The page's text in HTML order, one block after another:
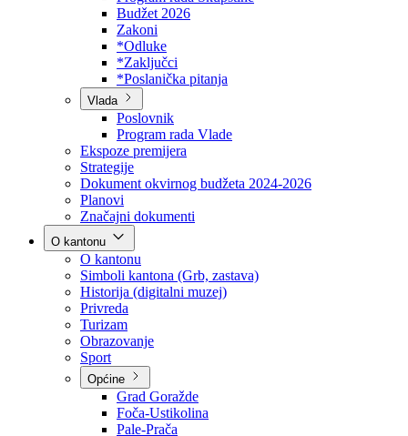
Skupština
Poslovnik
Program rada Skupštine
Budžet 2026
Zakoni
*Odluke
*Zaključci
*Poslanička pitanja
Vlada
Poslovnik
Program rada Vlade
Ekspoze premijera
Strategije
Dokument okvirnog budžeta 2024-2026
Planovi
Značajni dokumenti
O kantonu
O kantonu
Simboli kantona (Grb, zastava)
Historija (digitalni muzej)
Privreda
Turizam
Obrazovanje
Općine